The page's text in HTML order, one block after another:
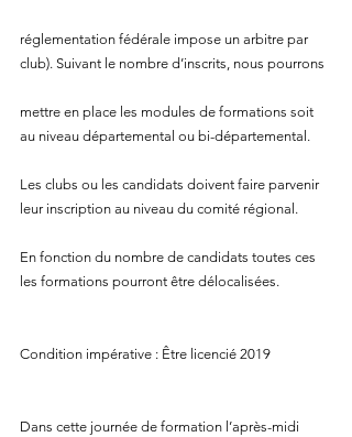
réglementation fédérale impose un arbitre par
club). Suivant le nombre d’inscrits, nous pourrons
mettre en place les modules de formations soit
au niveau départemental ou bi-départemental.
Les clubs ou les candidats doivent faire parvenir
leur inscription au niveau du comité régional.
En fonction du nombre de candidats toutes ces
les formations pourront être délocalisées.
Condition impérative : Être licencié 2019
Dans cette journée de formation l’après-midi